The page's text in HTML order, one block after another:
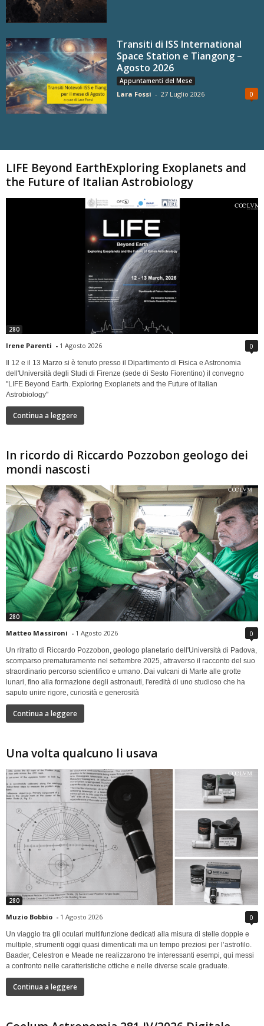
Transiti di ISS International
Space Station e Tiangong –
Agosto 2026
Appuntamenti del Mese
Lara Fossi - 27 Luglio 2026 0
LIFE Beyond EarthExploring Exoplanets and
the Future of Italian Astrobiology
280
Irene Parenti - 1 Agosto 2026 0
Il 12 e il 13 Marzo si è tenuto presso il Dipartimento di Fisica e Astronomia
dell'Università degli Studi di Firenze (sede di Sesto Fiorentino) il convegno
"LIFE Beyond Earth. Exploring Exoplanets and the Future of Italian
Astrobiology"
Continua a leggere
In ricordo di Riccardo Pozzobon geologo dei
mondi nascosti
280
Matteo Massironi - 1 Agosto 2026 0
Un ritratto di Riccardo Pozzobon, geologo planetario dell'Università di Padova,
scomparso prematuramente nel settembre 2025, attraverso il racconto del suo
straordinario percorso scientifico e umano. Dai vulcani di Marte alle grotte
lunari, fino alla formazione degli astronauti, l'eredità di uno studioso che ha
saputo unire rigore, curiosità e generosità
Continua a leggere
Una volta qualcuno li usava
280
Muzio Bobbio - 1 Agosto 2026 0
Un viaggio tra gli oculari multifunzione dedicati alla misura di stelle doppie e
multiple, strumenti oggi quasi dimenticati ma un tempo preziosi per l’astrofilo.
Baader, Celestron e Meade ne realizzarono tre interessanti esempi, qui messi
a confronto nelle caratteristiche ottiche e nelle diverse scale graduate.
Continua a leggere